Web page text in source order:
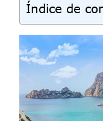
Índice de